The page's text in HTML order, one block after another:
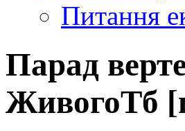
Питання
Парад
ЖивогоТб